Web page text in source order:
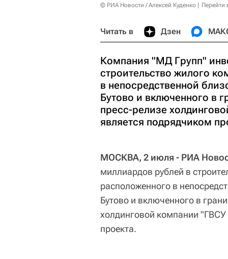
© РИА Новости / Алексей Куденко Перейти
Читать в Дзен
Компания "МД Групп"
строительство жилого
в непосредственной
Бутово и включенного в
пресс-релизе
является подрядчиком
МОСКВА, 2 июля - РИА
миллиардов рублей в
расположенного в
Бутово и включенного в
холдинговой компании
проекта.